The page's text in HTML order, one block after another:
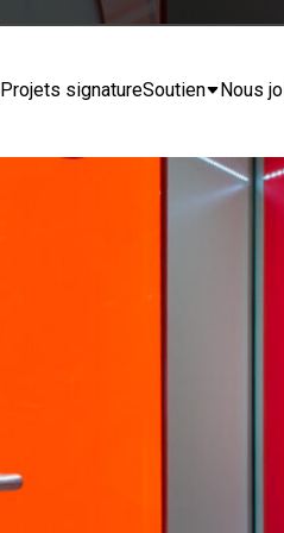
Projets signatureSoutien Nous